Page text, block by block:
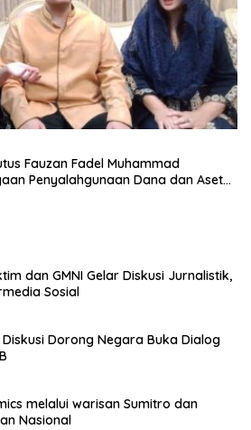
Fauzan Fadel Muhammad
Penyalahgunaan Dana dan Aset
dan GMNI Gelar Diskusi Jurnalistik,
Sosial
Dorong Negara Buka Dialog
melalui warisan Sumitro dan
Nasional